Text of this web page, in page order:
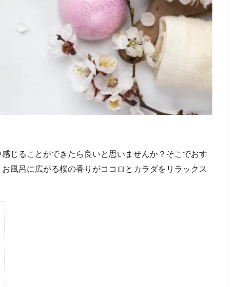
じることができたら良いと思いませんか？そこでおす
風呂に広がる桜の香りがココロとカラダをリラックス